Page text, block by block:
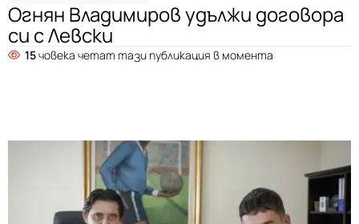
Огнян Владимиров удължи договора
си с Левски
15човека четат тази публикация в момента